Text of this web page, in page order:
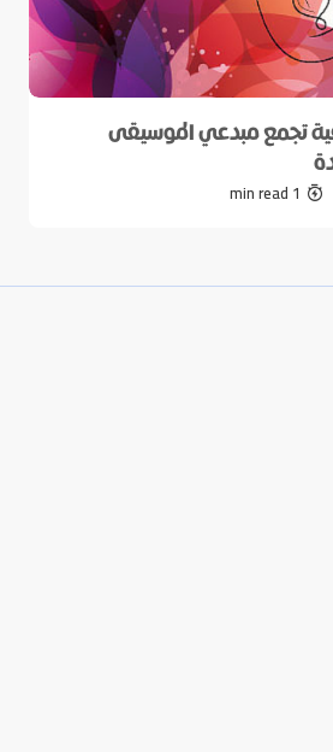
تجمع مبدعي الموسيقى
1 min read